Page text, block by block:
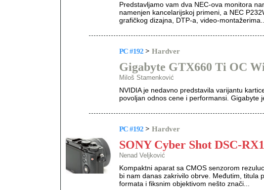
Predstavljamo vam dva NEC-ova monitora
namenjen kancelarijskoj primeni, a NEC
grafičkog dizajna, DTP-a, video-
PC #192 > Hardver
Gigabyte GTX660 Ti OC
Miloš Stamenković
NVIDIA je nedavno predstavila varijantu
povoljan odnos cene i performansi. Gigabyte
PC #192 > Hardver
SONY Cyber Shot DSC-RX1
Nenad Veljković
Kompaktni aparat sa CMOS senzorom
bi nam danas zakrivilo obrve. Međutim, titula
formata i fiksnim objektivom nešto znači...